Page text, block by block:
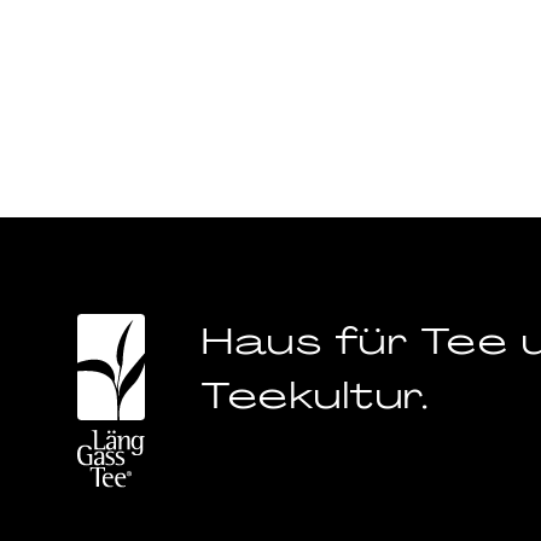
Haus für Tee
Teekultur.